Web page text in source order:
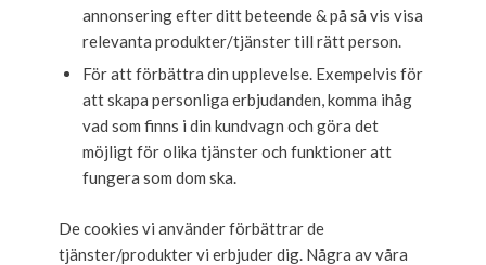
annonsering efter ditt beteende & på så vis visa
relevanta produkter/tjänster till rätt person.
För att förbättra din upplevelse. Exempelvis för
att skapa personliga erbjudanden, komma ihåg
vad som finns i din kundvagn och göra det
möjligt för olika tjänster och funktioner att
fungera som dom ska.
De cookies vi använder förbättrar de
tjänster/produkter vi erbjuder dig. Några av våra